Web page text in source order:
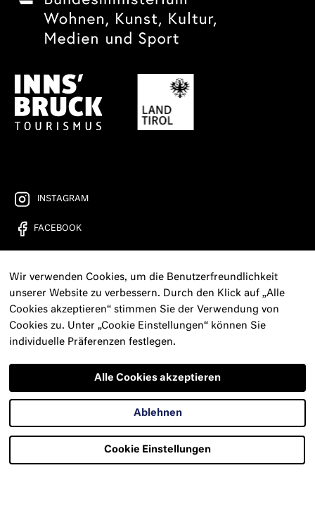
INSTAGRAM
FACEBOOK
FREIRAD RADIO
KONTAKT
PRESSE
NEWSLETTER
DATENSCHUTZERKLÄRUNG
Wir verwenden Cookies, um die Benutzerfreundlichkeit
unserer Website zu verbessern. Durch den Klick auf „Alle
Cookies akzeptieren“ stimmen Sie der Verwendung von
Cookies zu. Unter „Cookie Einstellungen“ können Sie
individuelle Präferenzen festlegen.
Cookie Einstellungen
Ablehnen
Alle Cookies akzeptieren